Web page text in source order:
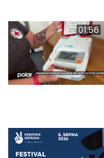
01:56